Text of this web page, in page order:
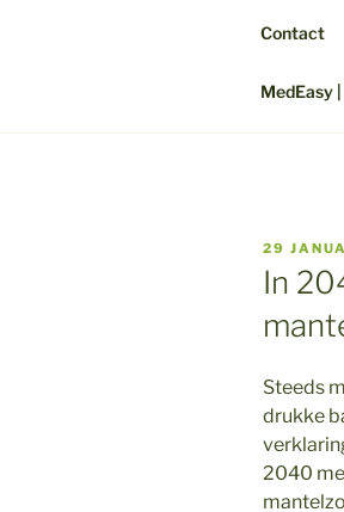
Contact
MedEasy
OP
29
In
Steeds
drukke
2040